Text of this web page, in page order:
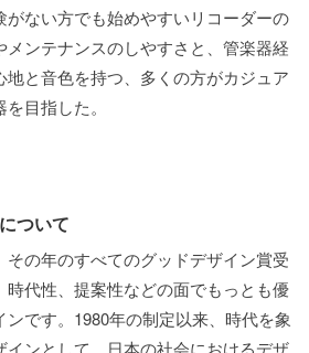
がない方でも始めやすいリコーダーの
メンテナンスのしやすさと、管楽器経
と音色を持つ、多くの方がカジュア
目指した。
ついて
の年のすべてのグッドデザイン賞受
時代性、提案性などの面でもっとも優
です。1980年の制定以来、時代を象
ンとして、日本の社会におけるデザ